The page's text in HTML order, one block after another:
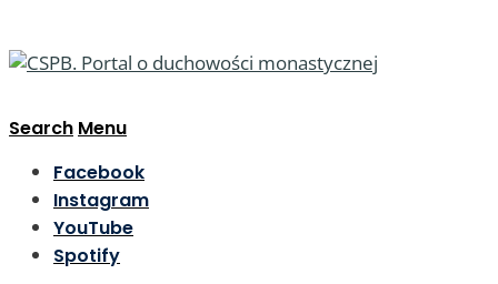
Search Menu
Facebook
Instagram
YouTube
Spotify